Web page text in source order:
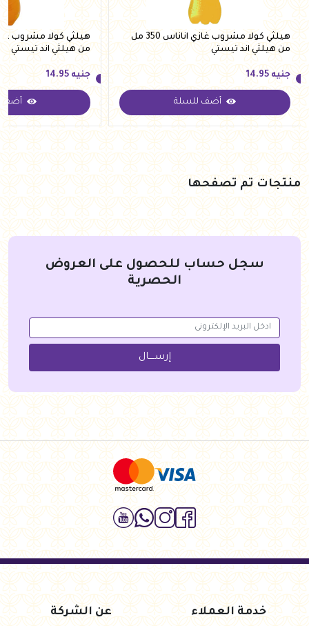
هيلثي كولا مشروب غازي اناناس 350 مل
من هيلثي اند تيستي
جنيه
جنيه 14.95
أضف للسلة
من هيلثي اند تيستي
جنيه
جنيه 14.95
أضف
منتجات تم تصفحها
سجل حساب للحصول على العروض
الحصرية
إرســــال
خدمة العملاء عن الشركة